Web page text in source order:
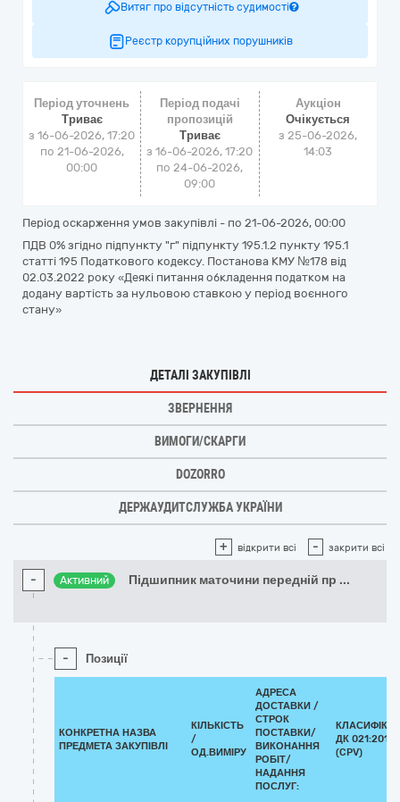
Витяг про відсутність судимості
Реєстр корупційних порушників
Період уточнень
Триває
з 16-06-2026, 17:20
по 21-06-2026,
00:00
Період подачі
пропозицій
Триває
з 16-06-2026, 17:20
по 24-06-2026,
09:00
Аукціон
Очікується
з25-06-2026,
14:03
Період оскарження умов закупівлі - по 21-06-2026, 00:00
ПДВ 0% згідно підпункту "г" підпункту 195.1.2 пункту 195.1
статті 195 Податкового кодексу. Постанова КМУ №178 від
02.03.2022 року «Деякі питання обкладення податком на
додану вартість за нульовою ставкою у період воєнного
стану»
ДЕТАЛІ ЗАКУПІВЛІ
ЗВЕРНЕННЯ
ВИМОГИ/СКАРГИ
DOZORRO
ДЕРЖАУДИТСЛУЖБА УКРАЇНИ
+ відкрити всі - закрити всі
- Активний Підшипник маточини передній пр ...
- Позиції
КОНКРЕТНА НАЗВА
ПРЕДМЕТА ЗАКУПІВЛІ
КІЛЬКІСТЬ
/
ОД.ВИМІРУ
АДРЕСА
ДОСТАВКИ /
СТРОК
ПОСТАВКИ/
ВИКОНАННЯ
РОБІТ/
НАДАННЯ
ПОСЛУГ:
ДК 021:2015
(CPV)